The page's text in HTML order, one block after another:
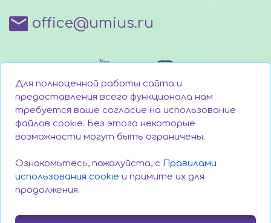
office@umius.ru
Написать директору
Техническая поддержка
Для полноценной работы сайта и
предоставления всего функционала нам
требуется ваше согласие на использование
файлов cookie. Без этого некоторые
возможности могут быть ограничены.
Ознакомьтесь, пожалуйста, с Правилами
использования cookie и примите их для
продолжения.